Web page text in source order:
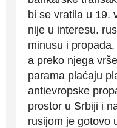
bi se vratila u 19.
nije u interesu.
minusu i
a preko njega
parama plaćaju
antievropske
prostor u Srbiji i
rusijom je gotovo